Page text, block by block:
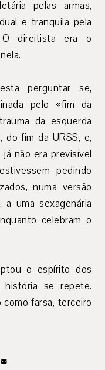
pelas armas,
e tranquila pela
O direitista era o
perguntar se,
pelo «fim da
da esquerda
do fim da URSS, e,
não era previsível
pedindo
numa versão
a uma sexagenária
celebram o
o espírito dos
se repete.
farsa, terceiro